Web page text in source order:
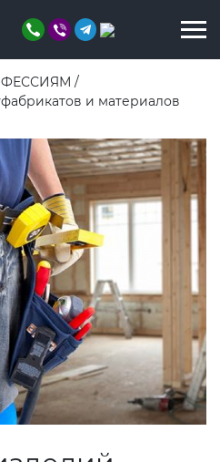
/
и материалов